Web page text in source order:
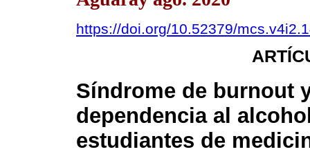
https://doi.org/10.52379/
Síndrome de burnout
dependencia al
estudiantes de